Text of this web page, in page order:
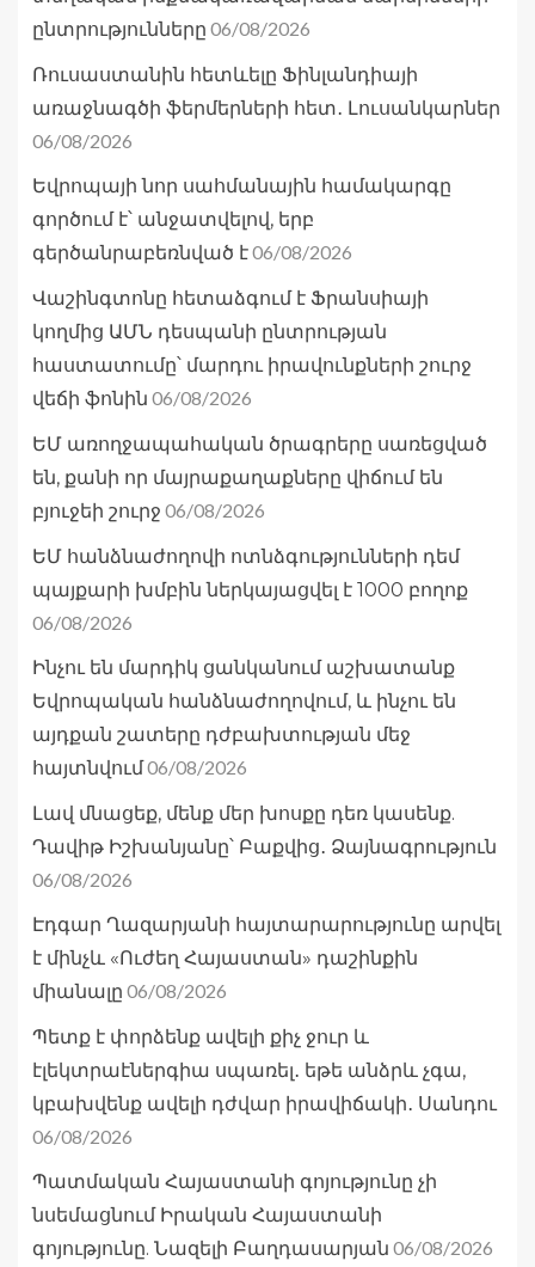
ընտրությունները 06/08/2026
Ռուսաստանին հետևելը Ֆինլանդիայի
առաջնագծի ֆերմերների հետ․ Լուսանկարներ
06/08/2026
Եվրոպայի նոր սահմանային համակարգը
գործում է՝ անջատվելով, երբ
գերծանրաբեռնված է06/08/2026
Վաշինգտոնը հետաձգում է Ֆրանսիայի
կողմից ԱՄՆ դեսպանի ընտրության
հաստատումը՝ մարդու իրավունքների շուրջ
վեճի ֆոնին 06/08/2026
ԵՄ առողջապահական ծրագրերը սառեցված
են, քանի որ մայրաքաղաքները վիճում են
բյուջեի շուրջ 06/08/2026
ԵՄ հանձնաժողովի ոտնձգությունների դեմ
պայքարի խմբին ներկայացվել է 1000 բողոք
06/08/2026
Ինչու են մարդիկ ցանկանում աշխատանք
Եվրոպական հանձնաժողովում, և ինչու են
այդքան շատերը դժբախտության մեջ
հայտնվում06/08/2026
Լավ մնացեք, մենք մեր խոսքը դեռ կասենք.
Դավիթ Իշխանյանը՝ Բաքվից․ Ձայնագրություն
06/08/2026
Էդգար Ղազարյանի հայտարարությունը արվել
է մինչև «Ուժեղ Հայաստան» դաշինքին
միանալը 06/08/2026
Պետք է փորձենք ավելի քիչ ջուր և
էլեկտրաէներգիա սպառել․ եթե անձրև չգա,
կբախվենք ավելի դժվար իրավիճակի․ Սանդու
06/08/2026
Պատմական Հայաստանի գոյությունը չի
նսեմացնում Իրական Հայաստանի
գոյությունը. Նազելի Բաղդասարյան 06/08/2026